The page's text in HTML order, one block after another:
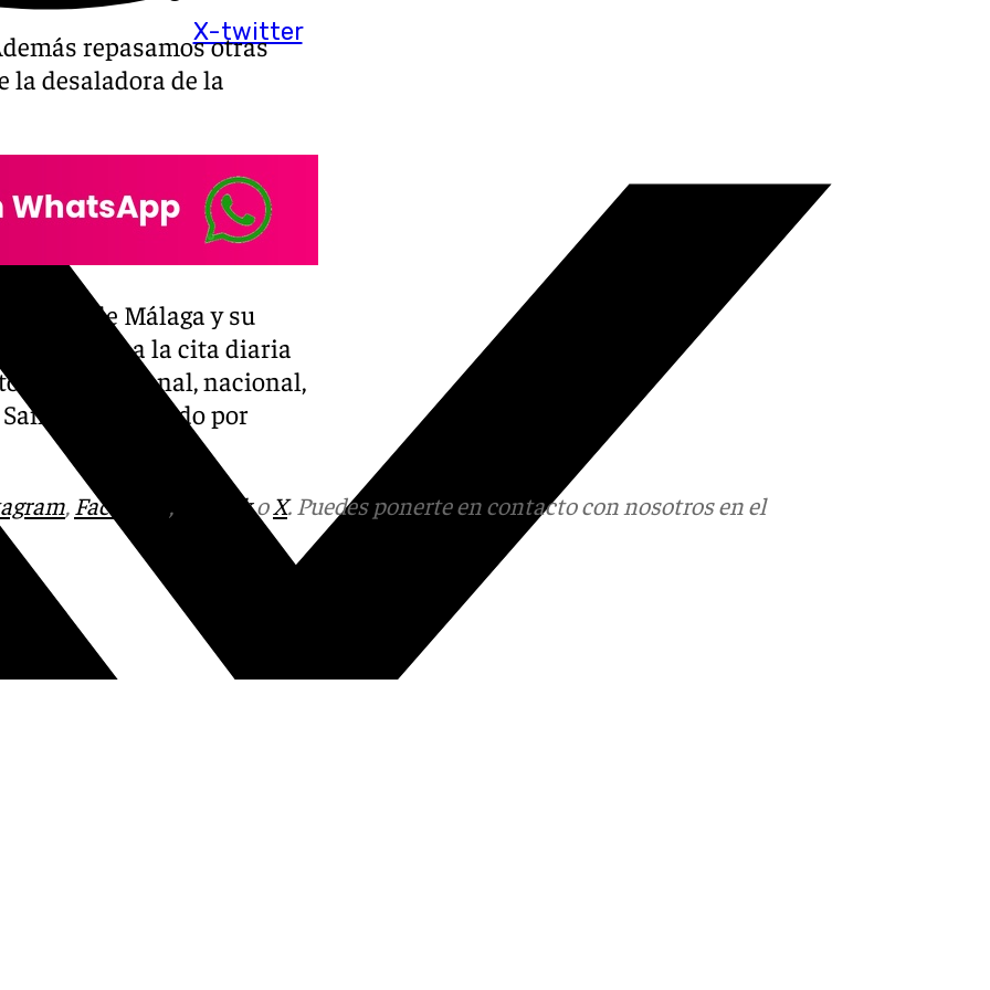
X-twitter
repasamos otras
la desaladora de la
de Málaga y su
No faltes a la cita diaria
local, regional, nacional,
Presentado por
, Facebook , Tik TokoX. Puedes ponerte en contacto con nosotros en el